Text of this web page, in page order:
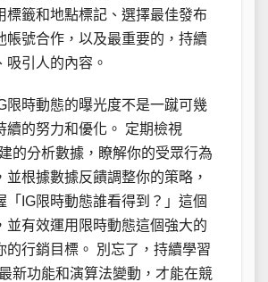
標籤和地點標記、選擇最佳發布
帳號合作，以及最重要的，持續
吸引人的內容。
限時動態的曝光度不是一蹴可幾
續的努力和優化。 定期檢視
的分析數據，瞭解你的受眾行為
並根據數據反饋調整你的策略，
「IG限時動態誰看得到？」這個
並有效運用限時動態這個強大的
的行銷目標。 別忘了，持續學習
新功能和演算法變動，才能在競